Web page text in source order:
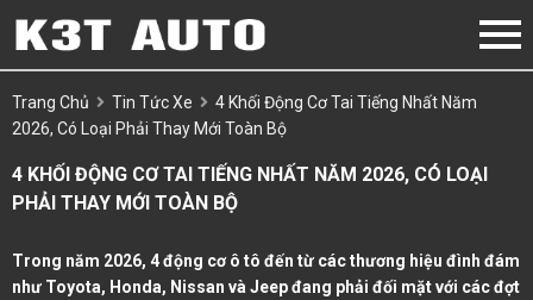
Trang Chủ Tin Tức Xe
4 Khối Động Cơ Tai Tiếng Nhất Năm
2026, Có Loại Phải Thay Mới Toàn Bộ
4 KHỐI ĐỘNG CƠ TAI TIẾNG NHẤT NĂM 2026, CÓ LOẠI
PHẢI THAY MỚI TOÀN BỘ
Trong năm 2026, 4 động cơ ô tô đến từ các thương hiệu đình đám
như Toyota, Honda, Nissan và Jeep đang phải đối mặt với các đợt